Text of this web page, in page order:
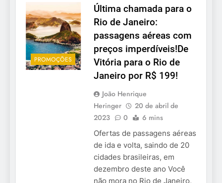
PROMOÇÕES
Última chamada para o
Rio de Janeiro:
passagens aéreas com
preços imperdíveis!De
Vitória para o Rio de
Janeiro por R$ 199!
João Henrique
Heringer
20 de abril de
2023
0 6 mins
Ofertas de passagens aéreas
de ida e volta, saindo de 20
cidades brasileiras, em
dezembro deste ano Você
não mora no Rio de Janeiro,